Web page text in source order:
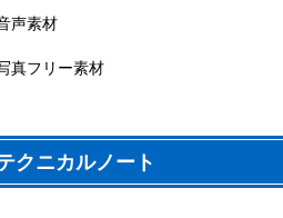
声素材
真フリー素材
クニカルノート